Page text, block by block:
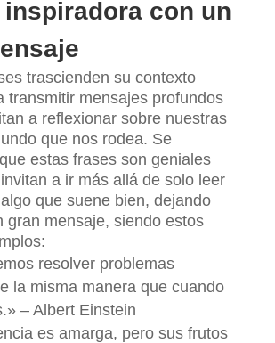
inspiradora con un
trascienden su contexto
transmitir mensajes profundos
a reflexionar sobre nuestras
que nos rodea. Se
estas frases son geniales
a ir más allá de solo leer
que suene bien, dejando
gran mensaje, siendo estos
resolver problemas
la misma manera que cuando
– Albert Einstein
es amarga, pero sus frutos